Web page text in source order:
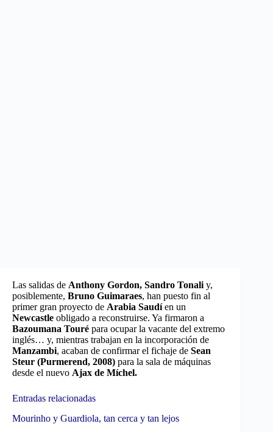
Las salidas de Anthony Gordon, Sandro Tonali y,
posiblemente, Bruno Guimaraes, han puesto fin al
primer gran proyecto de Arabia Saudíen un
Newcastle obligado a reconstruirse. Ya firmaron a
Bazoumana Touré para ocupar la vacante del extremo
inglés… y, mientras trabajan en la incorporación de
Manzambi, acaban de confirmar el fichaje de Sean
Steur (Purmerend, 2008) para la sala de máquinas
desde el nuevo Ajax de Míchel.
Entradas relacionadas
Mourinho y Guardiola, tan cerca y tan lejos